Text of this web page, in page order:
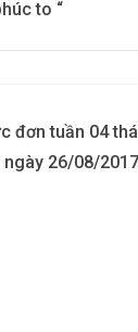
to “
đơn tuần 04
ngày 26/08/